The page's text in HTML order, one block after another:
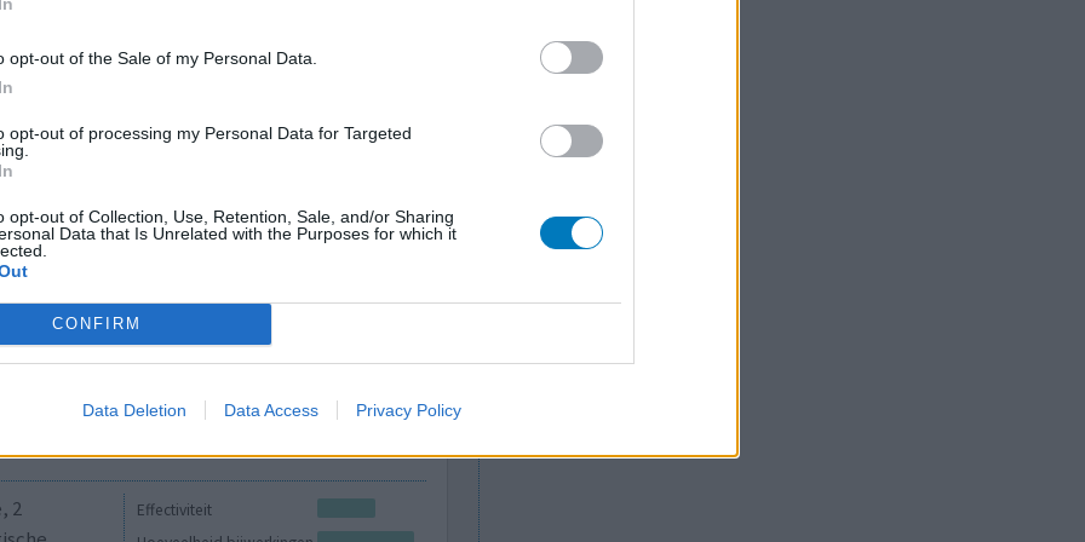
opt-out of the Sale of my Personal Data.
opt-out of processing my Personal Data for Targeted
opt-out of Collection, Use, Retention, Sale, and/or Sharing
Data that Is Unrelated with the Purposes for which it
CONFIRM
Data Deletion Data Access Privacy Policy
Bijwerkingen
hyperactiviteit
ontstoken ogen
2022
de rest
had
Effectiviteit
2